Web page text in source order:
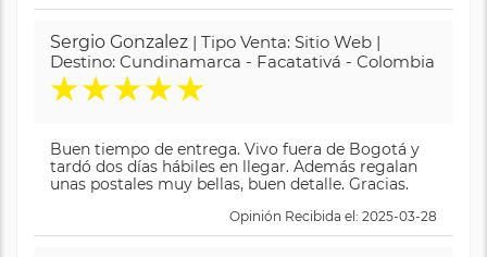
Sergio Gonzalez | Tipo Venta: Sitio Web |
Destino: Cundinamarca - Facatativá - Colombia
★★★★★
Buen tiempo de entrega. Vivo fuera de Bogotá y
tardó dos días hábiles en llegar. Además regalan
unas postales muy bellas, buen detalle. Gracias.
Opinión Recibida el: 2025-03-28